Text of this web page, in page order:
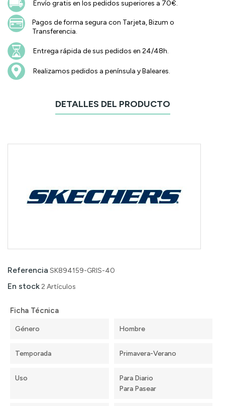
Envío gratis en los pedidos superiores a 70€.
Pagos de forma segura con Tarjeta, Bizum o
Transferencia.
Entrega rápida de sus pedidos en 24/48h.
Realizamos pedidos a península y Baleares.
DETALLES DEL PRODUCTO
Referencia SK894159-GRIS-40
En stock 2 Artículos
Ficha Técnica
Género Hombre
Temporada Primavera-Verano
Uso
Para Diario
Para Pasear